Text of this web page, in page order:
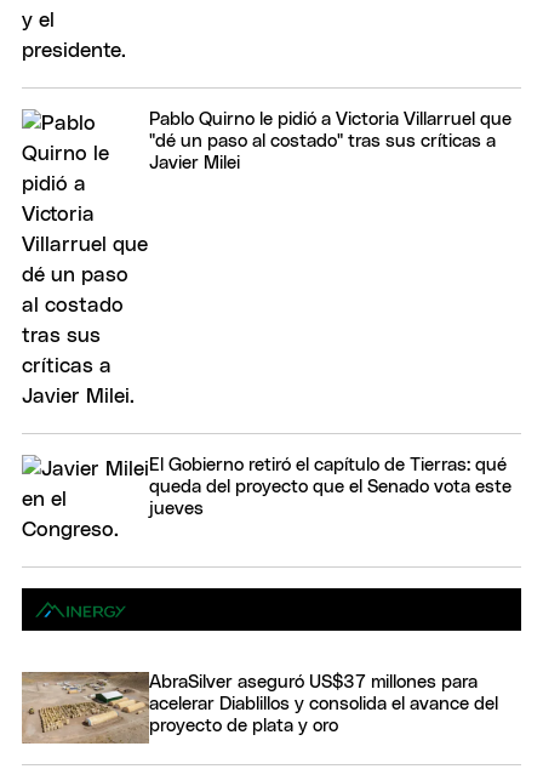
Pablo Quirno le pidió a Victoria Villarruel que
"dé un paso al costado" tras sus críticas a
Javier Milei
El Gobierno retiró el capítulo de Tierras: qué
queda del proyecto que el Senado vota este
jueves
AbraSilver aseguró US$37 millones para
acelerar Diablillos y consolida el avance del
proyecto de plata y oro